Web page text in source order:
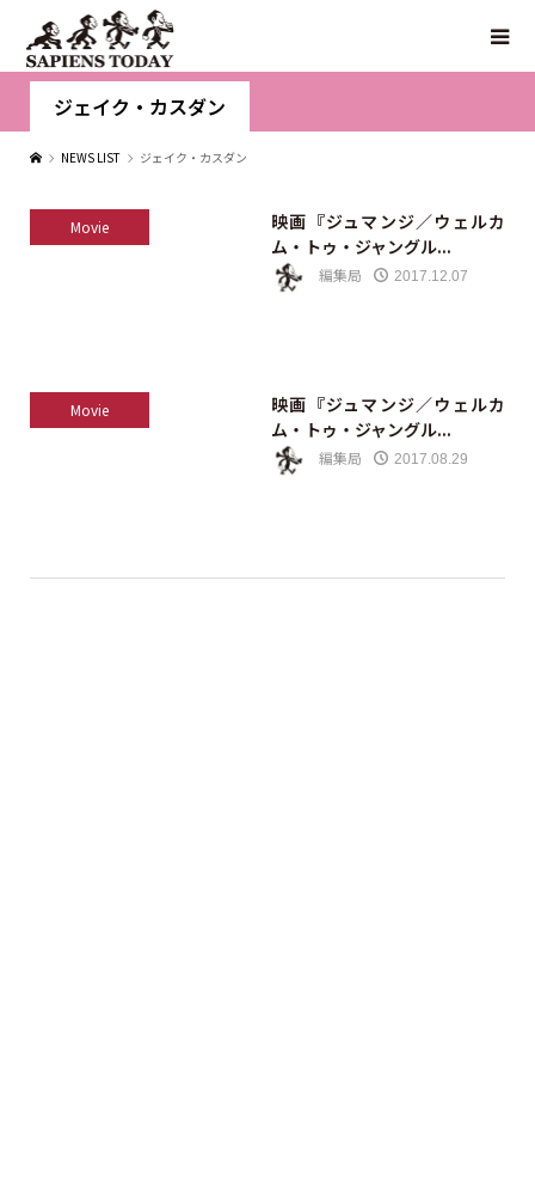
ジェイク・カスダン
NEWS LIST ジェイク・カスダン
Movie
映画『ジュマンジ／ウェルカ
ム・トゥ・ジャングル...
編集局 2017.12.07
Movie
映画『ジュマンジ／ウェルカ
ム・トゥ・ジャングル...
編集局 2017.08.29